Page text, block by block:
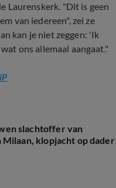
Laurenskerk. "Dit is geen
van iedereen", zei ze
kan je niet zeggen: 'Ik
ons allemaal aangaat."
slachtoffer van
klopjacht op dader